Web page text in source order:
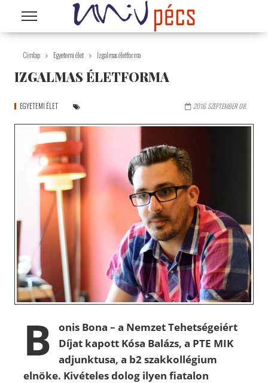
Ugrás a tartalomra
Címlap Egyetemi élet Izgalmas életforma
IZGALMAS ÉLETFORMA
EGYETEMI ÉLET 2016. SZEPTEMBER 08.
B
onis Bona – a Nemzet Tehetségeiért
Díjat kapott Kósa Balázs, a PTE MIK
adjunktusa, a b2 szakkollégium
elnöke. Kivételes dolog ilyen fiatalon